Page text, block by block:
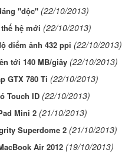
"độc" (22/10/2013)
hệ mới (22/10/2013)
điểm ảnh 432 ppi (22/10/2013)
tới 140 MB/giây (22/10/2013)
GTX 780 Ti (22/10/2013)
Touch ID (22/10/2013)
Mini 2 (21/10/2013)
Superdome 2 (21/10/2013)
Air 2012 (19/10/2013)